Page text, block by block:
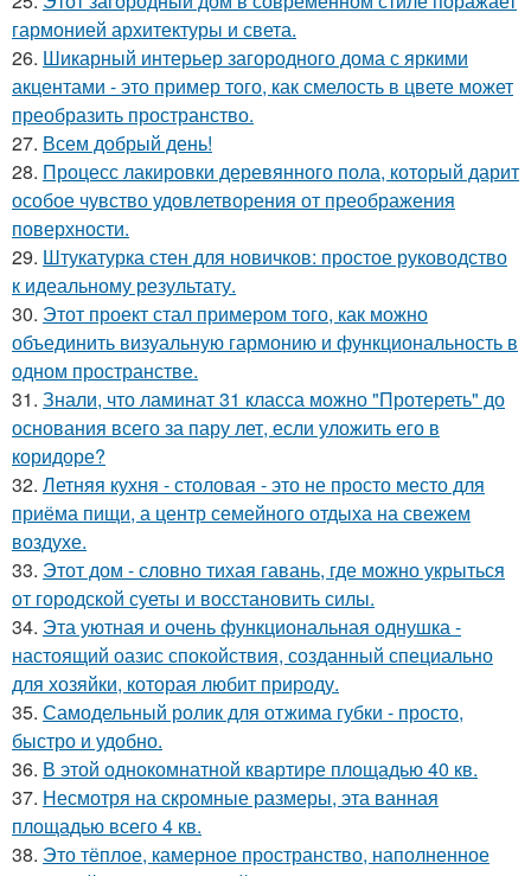
гармонией архитектуры и света.
26. Шикарный интерьер загородного дома с яркими
акцентами - это пример того, как смелость в цвете может
преобразить пространство.
27. Всем добрый день!
28. Процесс лакировки деревянного пола, который дарит
особое чувство удовлетворения от преображения
поверхности.
29. Штукатурка стен для новичков: простое руководство
к идеальному результату.
30. Этот проект стал примером того, как можно
объединить визуальную гармонию и функциональность в
одном пространстве.
31. Знали, что ламинат 31 класса можно "Протереть" до
основания всего за пару лет, если уложить его в
коридоре?
32. Летняя кухня - столовая - это не просто место для
приёма пищи, а центр семейного отдыха на свежем
воздухе.
33. Этот дом - словно тихая гавань, где можно укрыться
от городской суеты и восстановить силы.
34. Эта уютная и очень функциональная однушка -
настоящий оазис спокойствия, созданный специально
для хозяйки, которая любит природу.
35. Самодельный ролик для отжима губки - просто,
быстро и удобно.
36. В этой однокомнатной квартире площадью 40 кв.
37. Несмотря на скромные размеры, эта ванная
площадью всего 4 кв.
38. Это тёплое, камерное пространство, наполненное